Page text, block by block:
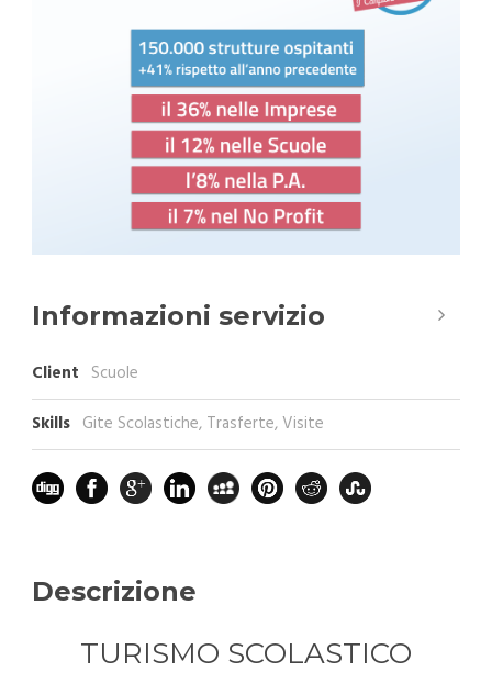
Informazioni servizio
Client Scuole
Skills Gite Scolastiche, Trasferte, Visite
Descrizione
TURISMO SCOLASTICO